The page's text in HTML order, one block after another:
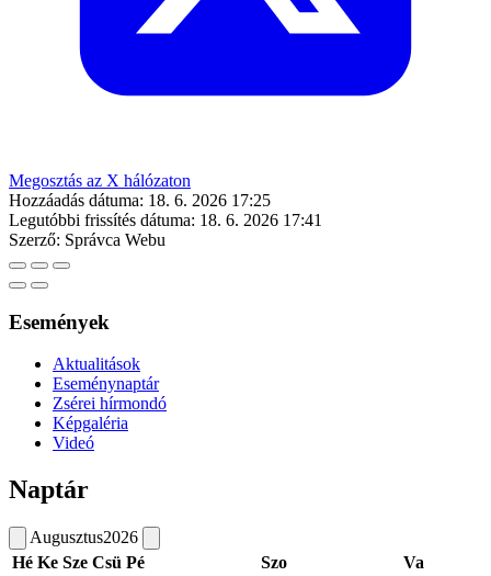
Megosztás az X hálózaton
Hozzáadás dátuma: 18. 6. 2026 17:25
Legutóbbi frissítés dátuma: 18. 6. 2026 17:41
Szerző: Správca Webu
Események
Aktualitások
Eseménynaptár
Zsérei hírmondó
Képgaléria
Videó
Naptár
Augusztus2026
Hé Ke Sze Csü Pé Szo
Va